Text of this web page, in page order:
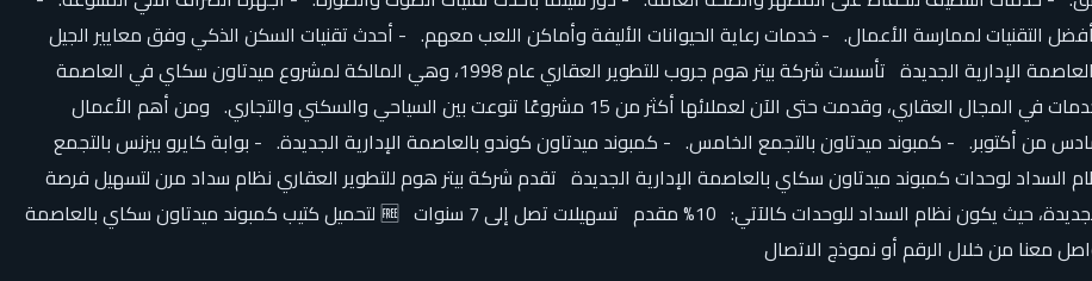
التقنيات لممارسة الأعمال. - خدمات رعاية الحيوانات الأليفة وأماكن اللعب معهم. - أحدث تقنيات السكن الذكي وفق معايير الجيل
الرابع. نبذة مختصرة عن المطور العقاري لكمبوند ميدتاون سكاي العاصمة الإدارية الجديدة تأسست شركة بيتر هوم جروب للتطوير العقاري عام 1998، وهي المالكة لمشروع ميدتاون سكاي في العاصمة
الإدارية الجديدة. حرصت الشركة منذ تأسيسها على تقديم أفضل الخدمات في المجال العقاري، وقدمت حتى الآن لعملائها أكثر من 15 مشروعًا تنوعت بين السياحي والسكني والتجاري. ومن أهم الأعمال
من أكتوبر. - كمبوند ميدتاون بالتجمع الخامس. - كمبوند ميدتاون كوندو بالعاصمة الإدارية الجديدة. - بوابة كايرو بيزنس بالتجمع
السداد لوحدات كمبوند ميدتاون سكاي بالعاصمة الإدارية الجديدة تقدم شركة بيتر هوم للتطوير العقاري نظام سداد مرن لتسهيل فرصة
تملك وحدة سكنية في كمبوند ميدتاون سكاي العاصمة الإدارية الجديدة، حيث يكون نظام السداد للوحدات كالآتي: 10% مقدم تسهيلات تصل إلى 7 سنوات 🆓 لتحميل كتيب كمبوند ميدتاون سكاي بالعاصمة
معنا من خلال الرقم أو نموذج الاتصال